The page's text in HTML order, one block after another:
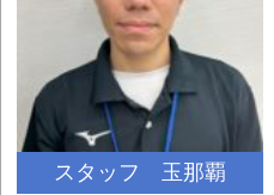
スタッフ 玉那覇